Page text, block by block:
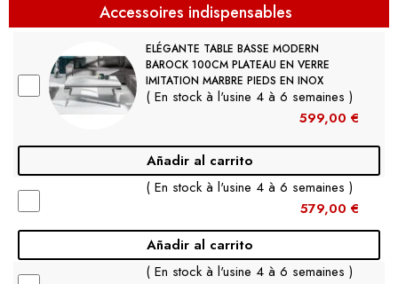
Accessoires indispensables
ELÉGANTE TABLE BASSE MODERN
BAROCK 100CM PLATEAU EN VERRE
IMITATION MARBRE PIEDS EN INOX
( En stock à l'usine 4 à 6 semaines )
599,00 €
Añadir al carrito
( En stock à l'usine 4 à 6 semaines )
579,00 €
Añadir al carrito
( En stock à l'usine 4 à 6 semaines )